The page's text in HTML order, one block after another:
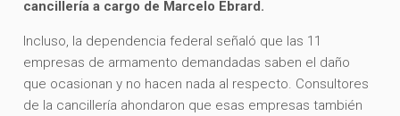
cancillería a cargo de Marcelo Ebrard.
Incluso, la dependencia federal señaló que las 11
empresas de armamento demandadas saben el daño
que ocasionan y no hacen nada al respecto. Consultores
de la cancillería ahondaron que esas empresas también